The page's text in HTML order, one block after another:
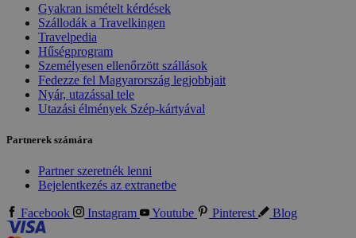
Gyakran ismételt kérdések
Szállodák a Travelkingen
Travelpedia
Hűségprogram
Személyesen ellenőrzött szállások
Fedezze fel Magyarország legjobbjait
Nyár, utazással tele
Utazási élmények Szép-kártyával
Partnerek számára
Partner szeretnék lenni
Bejelentkezés az extranetbe
Facebook Instagram Youtube Pinterest Blog